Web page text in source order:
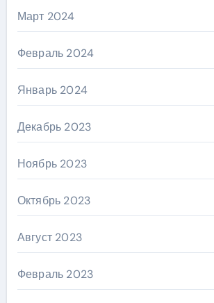
Март 2024
Февраль 2024
Январь 2024
Декабрь 2023
Ноябрь 2023
Октябрь 2023
Август 2023
Февраль 2023